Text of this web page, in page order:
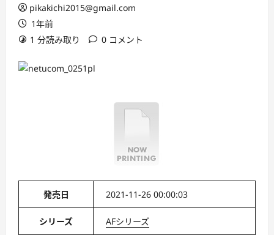
pikakichi2015@gmail.com
1年前
1 分読み取り
0 コメント
発売日 2021-11-26 00:00:03
シリーズ AFシリーズ